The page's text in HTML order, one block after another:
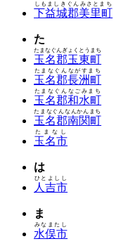
下益城郡美里町
しもましきぐんみさとまち
た
玉名郡玉東町
たまなぐんぎょくとうまち
玉名郡長洲町
たまなぐんながすまち
玉名郡和水町
たまなぐんなごみまち
玉名郡南関町
たまなぐんなんかんまち
玉名市
たまなし
は
人吉市
ひとよしし
ま
水俣市
みなまたし